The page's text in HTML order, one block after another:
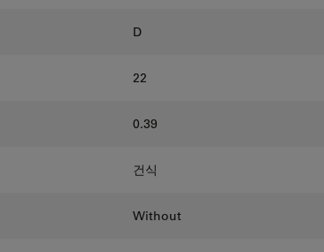
D
22
0.39
건식
Without